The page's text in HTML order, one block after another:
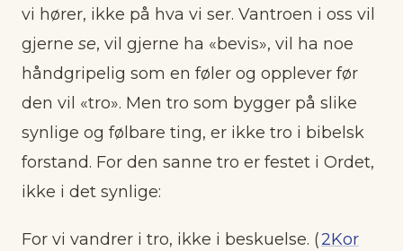
vi hører, ikke på hva vi ser. Vantroen i oss vil
gjerne se, vil gjerne ha «bevis», vil ha noe
håndgripelig som en føler og opplever før
den vil «tro». Men tro som bygger på slike
synlige og følbare ting, er ikke tro i bibelsk
forstand. For den sanne tro er festet i Ordet,
ikke i det synlige:
For vi vandrer i tro, ikke i beskuelse. (2Kor